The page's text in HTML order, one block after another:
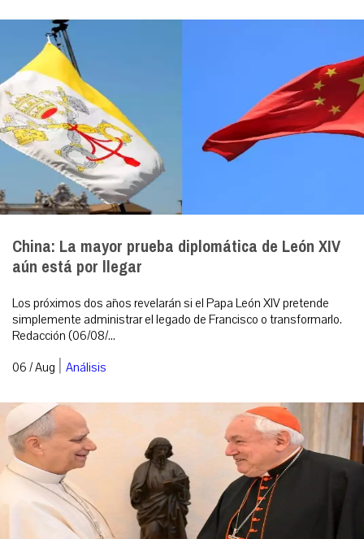
China: La mayor prueba diplomática de León XIV
aún está por llegar
Los próximos dos años revelarán si el Papa León XIV pretende
simplemente administrar el legado de Francisco o transformarlo.
Redacción (06/08/...
06 / Aug | Análisis